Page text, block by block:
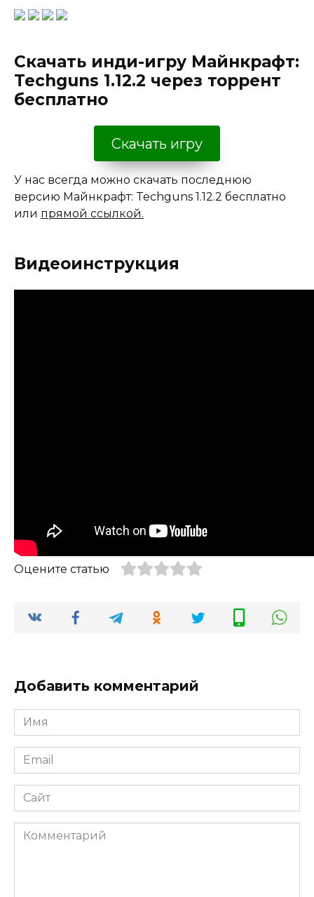
Скачать инди-игру Майнкрафт:
Techguns 1.12.2 через торрент
бесплатно
Скачать игру
У нас всегда можно скачать последнюю
версию Майнкрафт: Techguns 1.12.2 бесплатно
или прямой ссылкой.
Видеоинструкция
Оцените статью
Добавить комментарий
Имя
*
Email
*
Сайт
Комментарий